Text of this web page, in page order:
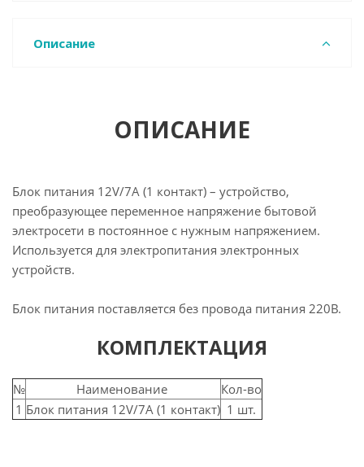
Описание
ОПИСАНИЕ
Блок питания 12V/7A (1 контакт) – устройство,
преобразующее переменное напряжение бытовой
электросети в постоянное с нужным напряжением.
Используется для электропитания электронных
устройств.
Блок питания поставляется без провода питания 220В.
КОМПЛЕКТАЦИЯ
№ Наименование
Кол-во
1 Блок питания 12V/7А (1 контакт) 1 шт.